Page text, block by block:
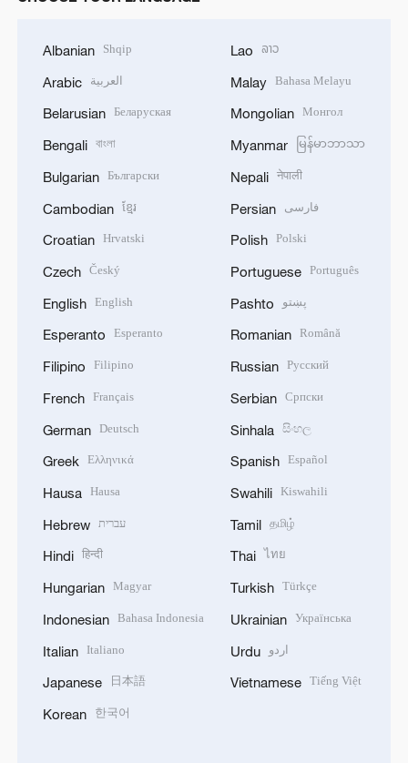
Albanian Shqip
Arabic العربية
Belarusian Беларуская
Bengali বাংলা
Bulgarian Български
Cambodian ខ្មែរ
Croatian Hrvatski
Czech Český
English English
Esperanto Esperanto
Filipino Filipino
French Français
German Deutsch
Greek Ελληνικά
Hausa Hausa
Hebrew עברית
Hindi हिन्दी
Hungarian Magyar
Indonesian Bahasa Indonesia
Italian Italiano
Japanese 日本語
Korean 한국어
Lao ລາວ
Malay Bahasa Melayu
Mongolian Монгол
Myanmar မြန်မာဘာသာ
Nepali नेपाली
Persian فارسی
Polish Polski
Portuguese Português
Pashto پښتو
Romanian Română
Russian Русский
Serbian Српски
Sinhala සිංහල
Spanish Español
Swahili Kiswahili
Tamil தமிழ்
Thai ไทย
Turkish Türkçe
Ukrainian Українська
Urdu اردو
Vietnamese Tiếng Việt